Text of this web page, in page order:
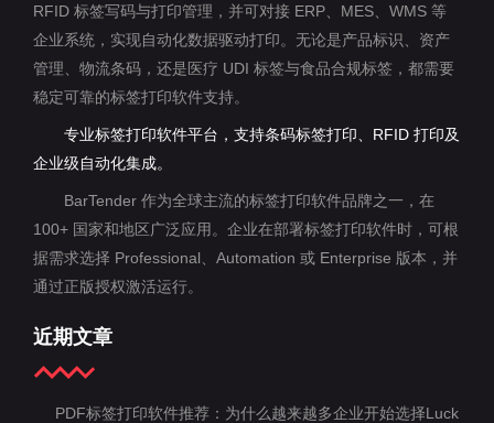
RFID 标签写码与打印管理，并可对接 ERP、MES、WMS 等
企业系统，实现自动化数据驱动打印。无论是产品标识、资产
管理、物流条码，还是医疗 UDI 标签与食品合规标签，都需要
稳定可靠的标签打印软件支持。
专业标签打印软件平台，支持条码标签打印、RFID 打印及
企业级自动化集成。
BarTender 作为全球主流的标签打印软件品牌之一，在
100+ 国家和地区广泛应用。企业在部署标签打印软件时，可根
据需求选择 Professional、Automation 或 Enterprise 版本，并
通过正版授权激活运行。
近期文章
PDF标签打印软件推荐：为什么越来越多企业开始选择Luck